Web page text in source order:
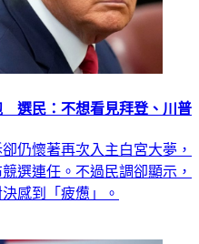
選民：不想看見拜登、川普
仍懷著再次入主白宮大夢，
選連任。不過民調卻顯示，
感到「疲憊」。